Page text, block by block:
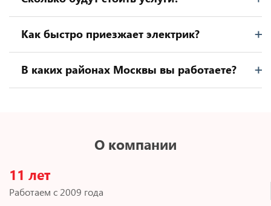
Как быстро приезжает электрик?
В каких районах Москвы вы работаете?
О компании
11 лет
Работаем с 2009 года